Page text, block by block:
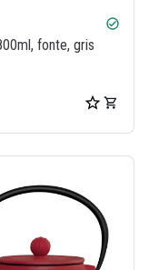
check_circle
fonte, gris